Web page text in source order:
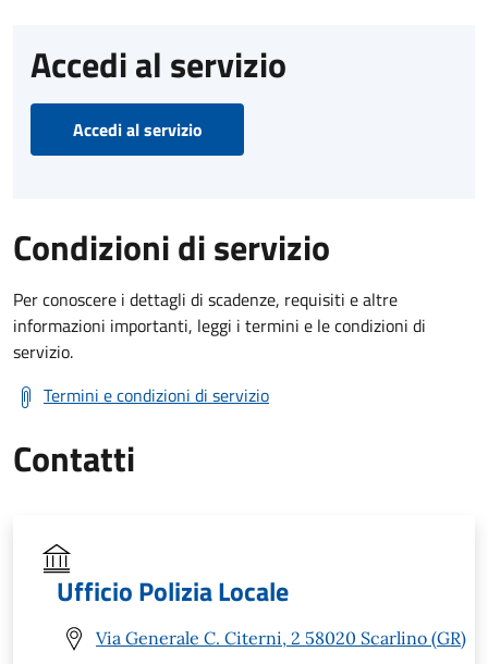
Accedi al servizio
Accedi al servizio
Condizioni di servizio
Per conoscere i dettagli di scadenze, requisiti e altre
informazioni importanti, leggi i termini e le condizioni di
servizio.
Termini e condizioni di servizio
Contatti
Ufficio Polizia Locale
Via Generale C. Citerni, 2 58020 Scarlino (GR)